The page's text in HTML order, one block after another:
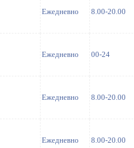
Ежедневно 8.00-20.00
Ежедневно 00-24
Ежедневно 8.00-20.00
Ежедневно 8.00-20.00